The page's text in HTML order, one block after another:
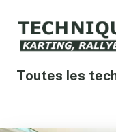
Toutes les